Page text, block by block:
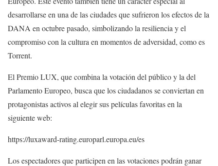
desarrollarse en una de las ciudades que sufrieron los efectos de la
DANA en octubre pasado, simbolizando la resiliencia y el
compromiso con la cultura en momentos de adversidad, como es
Torrent.
El Premio LUX, que combina la votación del público y la del
Parlamento Europeo, busca que los ciudadanos se conviertan en
protagonistas activos al elegir sus películas favoritas en la
siguiente web:
https://luxaward-rating.europarl.europa.eu/es
Los espectadores que participen en las votaciones podrán ganar